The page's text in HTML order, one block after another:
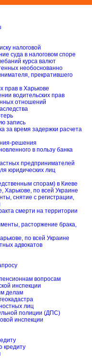
налоговой
суда в налоговом споре
курса валют
необоснованно
прекратившего
прав в Харькове
водительских прав
отношений
запись
за время задержки расчета
решения
в пользу банка
предпринимателей
юридических лиц
спорам) в Киеве
Харькове, по всей Украине
снятие с регистрации,
смерти на территории
расторжение брака,
по всей Украине
адвокатов
вопросам
инспекции
делам
лиц
полиции (ДПС)
инспекции
кредиту